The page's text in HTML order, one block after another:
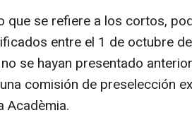
que se refiere a los cortos,
entre el 1 de octubre
se hayan presentado
comisión de preselección
Acadèmia.